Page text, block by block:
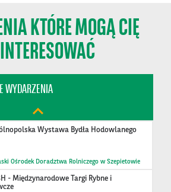
KTÓRE MOGĄ CIĘ
WYDARZENIA
TECH POLAND - Branżowe Targi Technologii
Piekarn…
Wystawa Bydła Hodowlanego
Ośrodek Doradztwa Rolniczego w Szepietowie
- Międzynarodowe Targi Rybne i